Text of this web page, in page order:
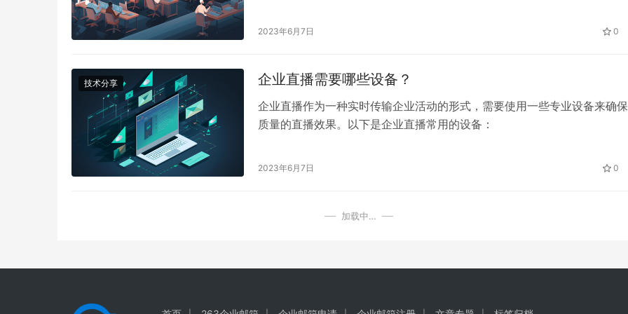
推荐的线上会议直播平台软件，帮助您选择适合您需求的平台。
2023年6月7日 0
技术分享 企业直播需要哪些设备？
企业直播作为一种实时传输企业活动的形式，需要使用一些专业设备来确
质量的直播效果。以下是企业直播常用的设备：
2023年6月7日 0
加载中…